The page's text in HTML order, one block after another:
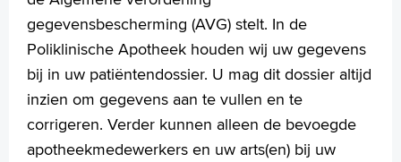
gegevensbescherming (AVG) stelt. In de
Poliklinische Apotheek houden wij uw gegevens
bij in uw patiëntendossier. U mag dit dossier altijd
inzien om gegevens aan te vullen en te
corrigeren. Verder kunnen alleen de bevoegde
apotheekmedewerkers en uw arts(en) bij uw